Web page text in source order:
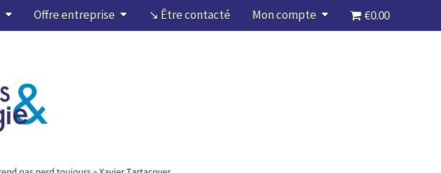
Offre entreprise ↘ Être contacté Mon compte €0.00